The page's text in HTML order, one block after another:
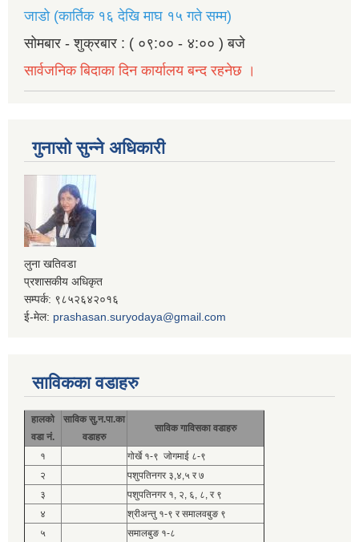
जाडो (कार्तिक १६ देखि माघ १५ गते सम्म)
सोमबार - शुक्रबार : ( ०९:०० - ४:०० ) बजे
सार्वजनिक बिदाका दिन कार्यालय बन्द रहनेछ ।
गुनासो सुन्ने अधिकारी
लुना खतिवडा
प्रशासकीय अधिकृत
सम्पर्क: ९८५२६४२०१६
ई-मेल: prashasan.suryodaya@gmail.com
साविकका वडाहरु
हालको
वडा नं.
साविक सु.न.पा.का
वडाहरु
साविक गाविसका वडाहरु
१
गोर्खे १-९ जोगमाई ८-९
२
पशुपतिनगर ३,४,५ र ७
३
पशुपतिनगर १, २, ६, ८, र ९
४
श्रीअन्तु १-९ र समालवबुङ ९
५
समालबुङ १-८